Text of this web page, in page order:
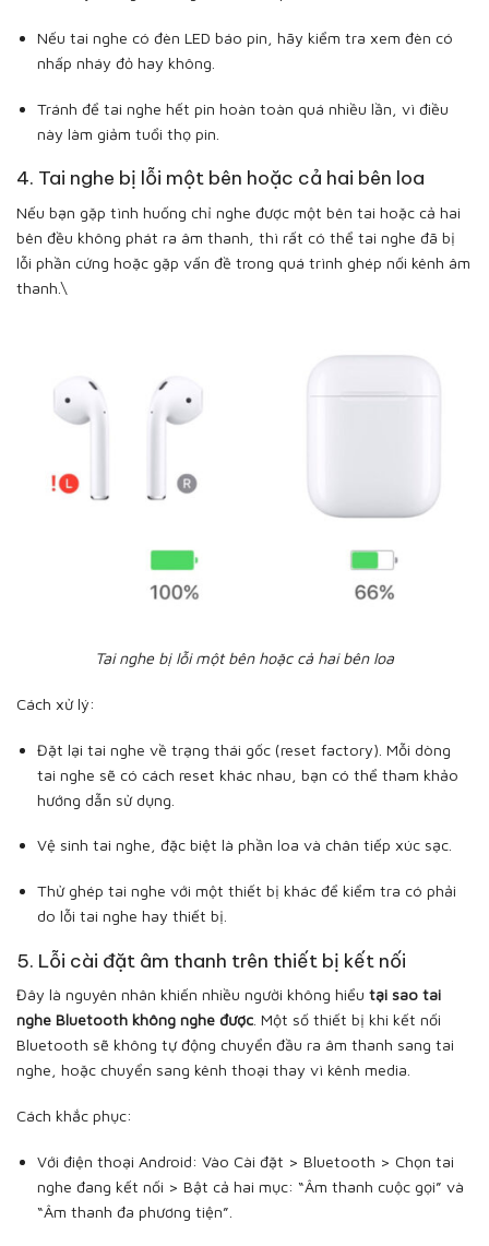
Nếu tai nghe có đèn LED báo pin, hãy kiểm tra xem đèn có
nhấp nháy đỏ hay không.
Tránh để tai nghe hết pin hoàn toàn quá nhiều lần, vì điều
này làm giảm tuổi thọ pin.
4. Tai nghe bị lỗi một bên hoặc cả hai bên loa
Nếu bạn gặp tình huống chỉ nghe được một bên tai hoặc cả hai
bên đều không phát ra âm thanh, thì rất có thể tai nghe đã bị
lỗi phần cứng hoặc gặp vấn đề trong quá trình ghép nối kênh âm
thanh.\
Tai nghe bị lỗi một bên hoặc cả hai bên loa
Cách xử lý:
Đặt lại tai nghe về trạng thái gốc (reset factory). Mỗi dòng
tai nghe sẽ có cách reset khác nhau, bạn có thể tham khảo
hướng dẫn sử dụng.
Vệ sinh tai nghe, đặc biệt là phần loa và chân tiếp xúc sạc.
Thử ghép tai nghe với một thiết bị khác để kiểm tra có phải
do lỗi tai nghe hay thiết bị.
5. Lỗi cài đặt âm thanh trên thiết bị kết nối
Đây là nguyên nhân khiến nhiều người không hiểu tại sao tai
nghe Bluetooth không nghe được . Một số thiết bị khi kết nối
Bluetooth sẽ không tự động chuyển đầu ra âm thanh sang tai
nghe, hoặc chuyển sang kênh thoại thay vì kênh media.
Cách khắc phục:
Với điện thoại Android: Vào Cài đặt > Bluetooth > Chọn tai
nghe đang kết nối > Bật cả hai mục: “Âm thanh cuộc gọi” và
“Âm thanh đa phương tiện”.